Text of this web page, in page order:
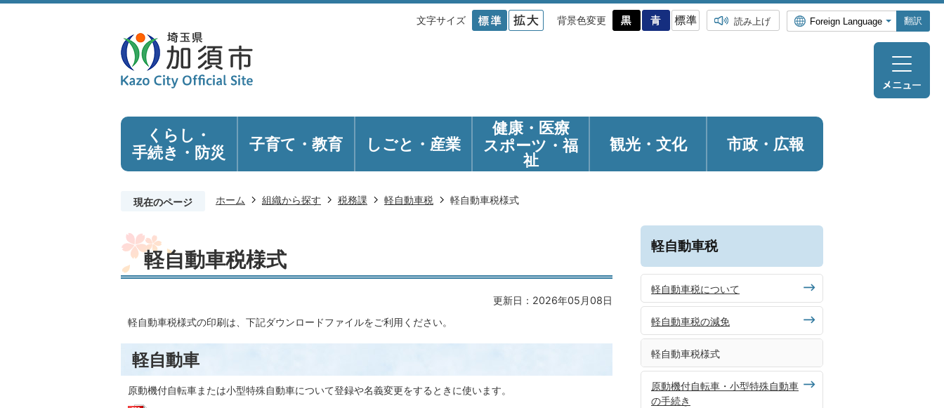
文字サイズ 背景色変更 読み上げ 翻訳
くらし・
手続き ・防災 子育て・教育 しごと・産業
健康・医療
スポーツ・福
祉
観光・ 文化 市政・広報
現在のページ ホーム 組織から探す 税務課 軽自動車税 軽自動車税様式
軽自動車税様式
更新日：2026年05月08日
軽自動車税様式の印刷は、下記ダウンロードファイルをご利用ください。
軽自動車
原動機付自転車または小型特殊自動車について登録や名義変更をするときに使います。
軽自動車税
軽自動車税について
軽自動車税の減免
軽自動車税様式
原動機付自転車・小型特殊自動車
の手続き